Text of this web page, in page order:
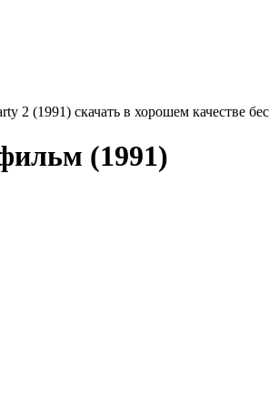
2 (1991) скачать в хорошем качестве
(1991)